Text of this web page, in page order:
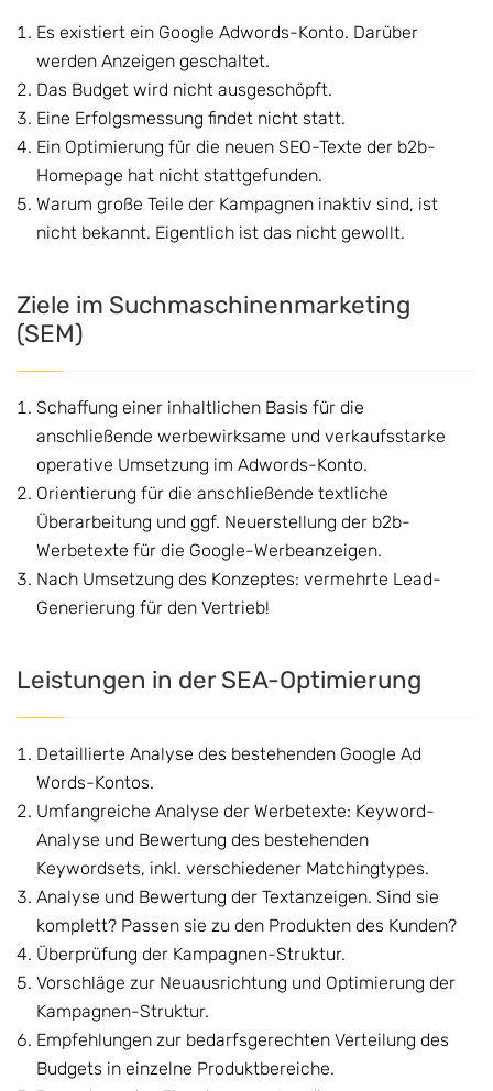
Es existiert ein Google Adwords-Konto. Darüber
werden Anzeigen geschaltet.
Das Budget wird nicht ausgeschöpft.
Eine Erfolgsmessung findet nicht statt.
Ein Optimierung für die neuen SEO-Texte der b2b-
Homepage hat nicht stattgefunden.
Warum große Teile der Kampagnen inaktiv sind, ist
nicht bekannt. Eigentlich ist das nicht gewollt.
Ziele im Suchmaschinenmarketing
(SEM)
Schaffung einer inhaltlichen Basis für die
anschließende werbewirksame und verkaufsstarke
operative Umsetzung im Adwords-Konto.
Orientierung für die anschließende textliche
Überarbeitung und ggf. Neuerstellung der b2b-
Werbetexte für die Google-Werbeanzeigen.
Nach Umsetzung des Konzeptes: vermehrte Lead-
Generierung für den Vertrieb!
Leistungen in der SEA-Optimierung
Detaillierte Analyse des bestehenden Google Ad
Words-Kontos.
Umfangreiche Analyse der Werbetexte: Keyword-
Analyse und Bewertung des bestehenden
Keywordsets, inkl. verschiedener Matchingtypes.
Analyse und Bewertung der Textanzeigen. Sind sie
komplett? Passen sie zu den Produkten des Kunden?
Überprüfung der Kampagnen-Struktur.
Vorschläge zur Neuausrichtung und Optimierung der
Kampagnen-Struktur.
Empfehlungen zur bedarfsgerechten Verteilung des
Budgets in einzelne Produktbereiche.